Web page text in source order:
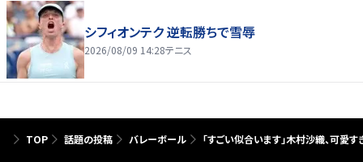
シフィオンテク 逆転勝ちで雪辱
2026/08/09 14:28テニス
TOP 話題の投稿 バレーボール 「すごい似合います」木村沙織、可愛